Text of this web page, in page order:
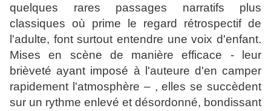
quelques rares passages narratifs plus
classiques où prime le regard rétrospectif de
l'adulte, font surtout entendre une voix d'enfant.
Mises en scène de manière efficace - leur
brièveté ayant imposé à l'auteure d'en camper
rapidement l'atmosphère – , elles se succèdent
sur un rythme enlevé et désordonné, bondissant